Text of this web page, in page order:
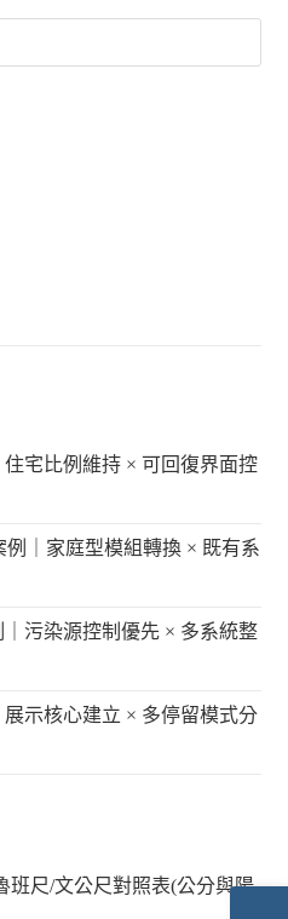
宅比例維持 × 可回復界面控
｜家庭型模組轉換 × 既有系
污染源控制優先 × 多系統整
示核心建立 × 多停留模式分
班尺/文公尺對照表(公分與陽